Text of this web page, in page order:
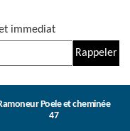
immediat
Poele et cheminée
47